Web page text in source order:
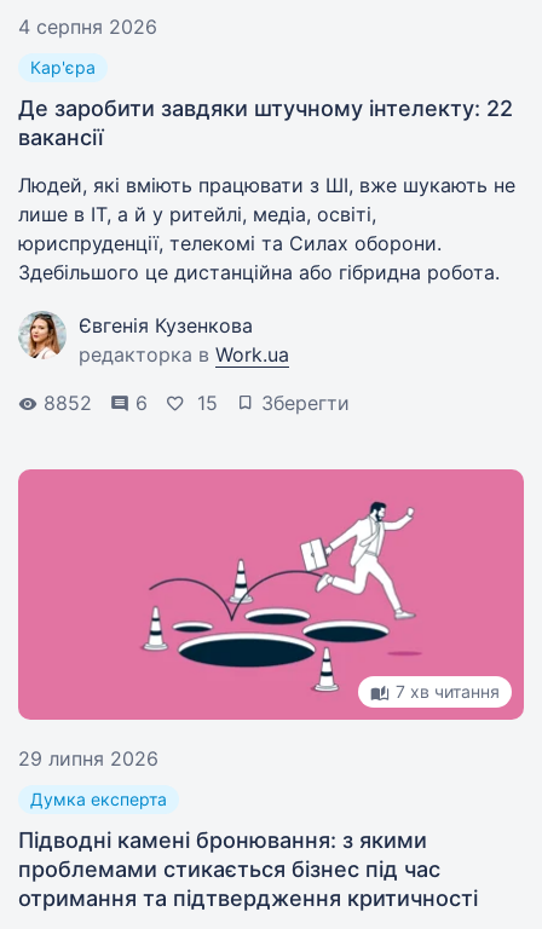
4 серпня 2026
Кар'єра
Де заробити завдяки штучному інтелекту: 22
вакансії
Людей, які вміють працювати з ШІ, вже шукають не
лише в IT, а й у ритейлі, медіа, освіті,
юриспруденції, телекомі та Силах оборони.
Здебільшого це дистанційна або гібридна робота.
Євгенія Кузенкова
редакторка в Work.ua
8852
6 15 Зберегти
7 хв читання
29 липня 2026
Думка експерта
Підводні камені бронювання: з якими
проблемами стикається бізнес під час
отримання та підтвердження критичності